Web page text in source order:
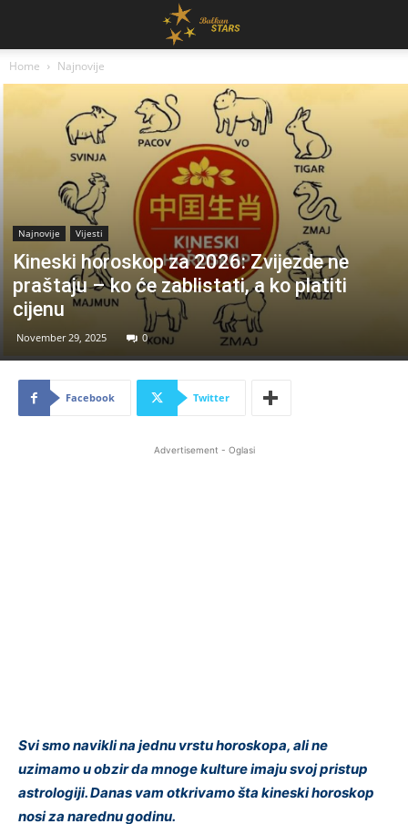
Home Najnovije
Najnovije Vijesti
Kineski horoskop za 2026: Zvijezde ne
praštaju – ko će zablistati, a ko platiti
cijenu
November 29, 2025 0
Facebook Twitter
Advertisement - Oglasi
Svi smo navikli na jednu vrstu horoskopa, ali ne
uzimamo u obzir da mnoge kulture imaju svoj pristup
astrologiji. Danas vam otkrivamo šta kineski horoskop
nosi za narednu godinu.